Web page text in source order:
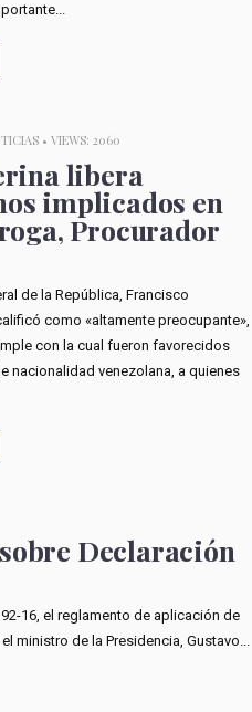
• VIEWS: 2060
libera
implicados en
Procurador
de la República, Francisco
como «altamente preocupante»,
con la cual fueron favorecidos
nacionalidad venezolana, a quienes
Declaración
16, el reglamento de aplicación de
ministro de la Presidencia, Gustavo...